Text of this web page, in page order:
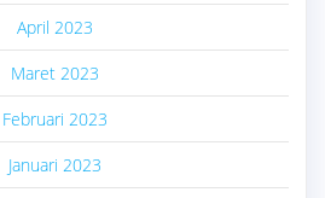
April 2023
Maret 2023
Februari 2023
Januari 2023